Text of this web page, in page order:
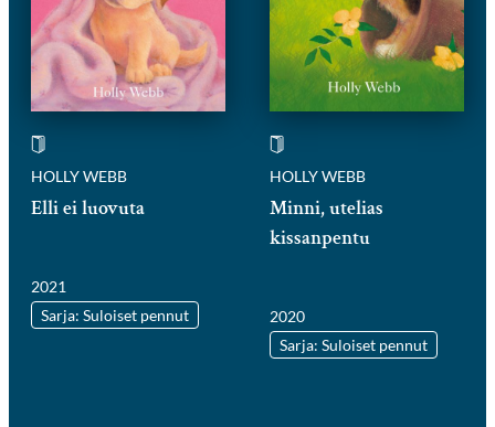
HOLLY WEBB
Elli ei luovuta
2021
Sarja: Suloiset pennut
HOLLY WEBB
Minni, utelias
kissanpentu
2020
Sarja: Suloiset pennut